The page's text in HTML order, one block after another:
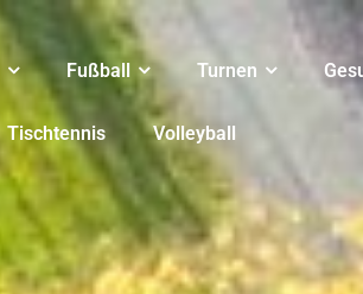
Fußball Turnen
Tischtennis Volleyball